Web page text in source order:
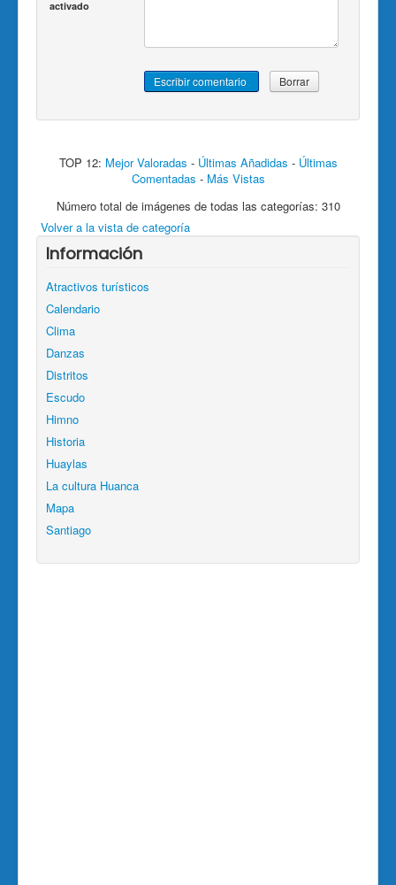
activado
TOP 12: Mejor Valoradas - Últimas Añadidas - Últimas
Comentadas - Más Vistas
Número total de imágenes de todas las categorías: 310
Volver a la vista de categoría
Información
Atractivos turísticos
Calendario
Clima
Danzas
Distritos
Escudo
Himno
Historia
Huaylas
La cultura Huanca
Mapa
Santiago